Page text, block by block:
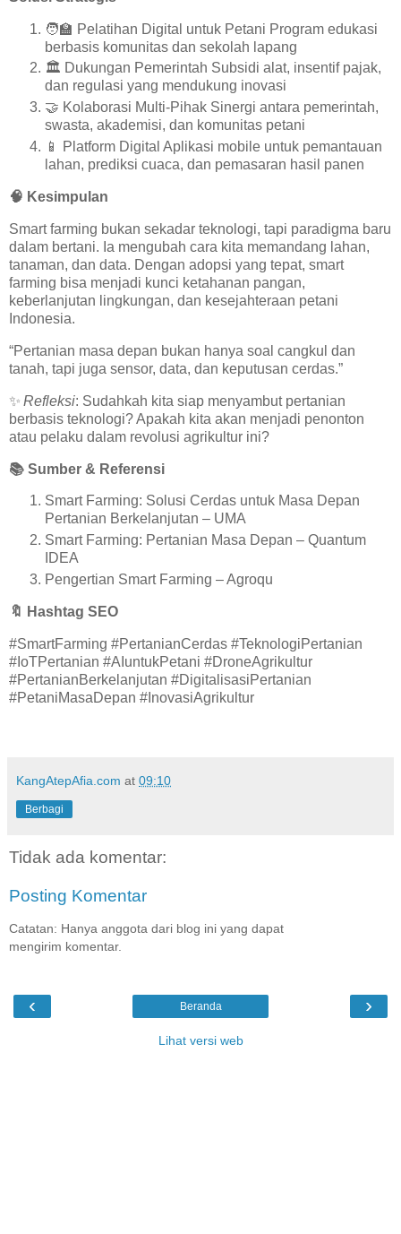
🧑‍🏫 Pelatihan Digital untuk Petani Program edukasi
berbasis komunitas dan sekolah lapang
🏛️ Dukungan Pemerintah Subsidi alat, insentif pajak,
dan regulasi yang mendukung inovasi
🤝 Kolaborasi Multi-Pihak Sinergi antara pemerintah,
swasta, akademisi, dan komunitas petani
📱
Platform Digital Aplikasi mobile untuk pemantauan
lahan, prediksi cuaca, dan pemasaran hasil panen
🧠 Kesimpulan
Smart farming bukan sekadar teknologi, tapi paradigma baru
dalam bertani. Ia mengubah cara kita memandang lahan,
tanaman, dan data. Dengan adopsi yang tepat, smart
farming bisa menjadi kunci ketahanan pangan,
keberlanjutan lingkungan, dan kesejahteraan petani
Indonesia.
“Pertanian masa depan bukan hanya soal cangkul dan
tanah, tapi juga sensor, data, dan keputusan cerdas.”
✨ Refleksi: Sudahkah kita siap menyambut pertanian
berbasis teknologi? Apakah kita akan menjadi penonton
atau pelaku dalam revolusi agrikultur ini?
📚 Sumber & Referensi
Smart Farming: Solusi Cerdas untuk Masa Depan
Pertanian Berkelanjutan – UMA
Smart Farming: Pertanian Masa Depan – Quantum
IDEA
Pengertian Smart Farming – Agroqu
🔖 Hashtag SEO
#SmartFarming #PertanianCerdas #TeknologiPertanian
#IoTPertanian #AIuntukPetani #DroneAgrikultur
#PertanianBerkelanjutan #DigitalisasiPertanian
#PetaniMasaDepan #InovasiAgrikultur
KangAtepAfia.com at 09:10
Berbagi
Tidak ada komentar:
Posting Komentar
Catatan: Hanya anggota dari blog ini yang dapat
mengirim komentar.
‹ ›
Beranda
Lihat versi web